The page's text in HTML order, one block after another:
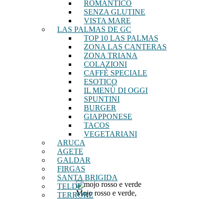
ROMANTICO
SENZA GLUTINE
VISTA MARE
LAS PALMAS DE GC
TOP 10 LAS PALMAS
ZONA LAS CANTERAS
ZONA TRIANA
COLAZIONI
CAFFÈ SPECIALE
ESOTICO
IL MENÙ DI OGGI
SPUNTINI
BURGER
GIAPPONESE
TACOS
VEGETARIANI
ARUCA
AGETE
GALDAR
FIRGAS
SANTA BRIGIDA
TELDE
TERROREMojo rosso e verde,